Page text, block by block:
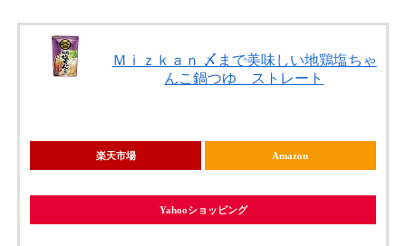
Ｍｉｚｋａｎ 〆まで美味しい地鶏塩ちゃ
んこ鍋つゆ ストレート
楽天市場 Amazon
Yahooショッピング